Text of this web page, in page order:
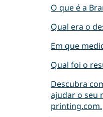
O que é a
Qual era o
Em que
Qual foi o
Descubra
ajudar o seu
printing.com.